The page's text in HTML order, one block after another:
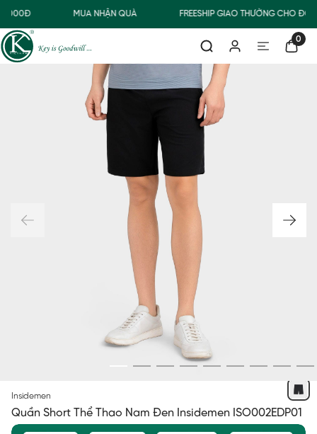
MUA NHẬN QUÀ FREESHIP GIAO THƯỜNG CHO
0
Insidemen
Quần Short Thể Thao Nam Đen Insidemen ISO002EDP01